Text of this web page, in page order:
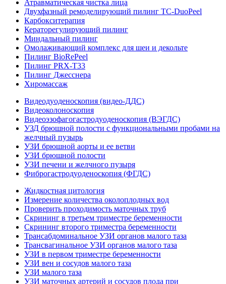
Атравматическая чистка лица
Двухфазный ремоделирующий пилинг TC-DuoPeel
Карбокситерапия
Кераторегулирующий пилинг
Миндальный пилинг
Омолаживающий комплекс для шеи и декольте
Пилинг BioRePeel
Пилинг PRX-T33
Пилинг Джесснера
Хиромассаж
Видеодуоденоскопия (видео-ДДС)
Видеоколоноскопия
Видеоэзофагогастродуоденоскопия (ВЭГДС)
УЗД брюшной полости с функциональными пробами на
желчный пузырь
УЗИ брюшной аорты и ее ветви
УЗИ брюшной полости
УЗИ печени и желчного пузыря
Фиброгастродуоденоскопия (ФГДС)
Жидкостная цитология
Измерение количества околоплодных вод
Проверить проходимость маточных труб
Скрининг в третьем триместре беременности
Скрининг второго триместра беременности
Трансабдоминальное УЗИ органов малого таза
Трансвагинальное УЗИ органов малого таза
УЗИ в первом триместре беременности
УЗИ вен и сосудов малого таза
УЗИ малого таза
УЗИ маточных артерий и сосудов плода при